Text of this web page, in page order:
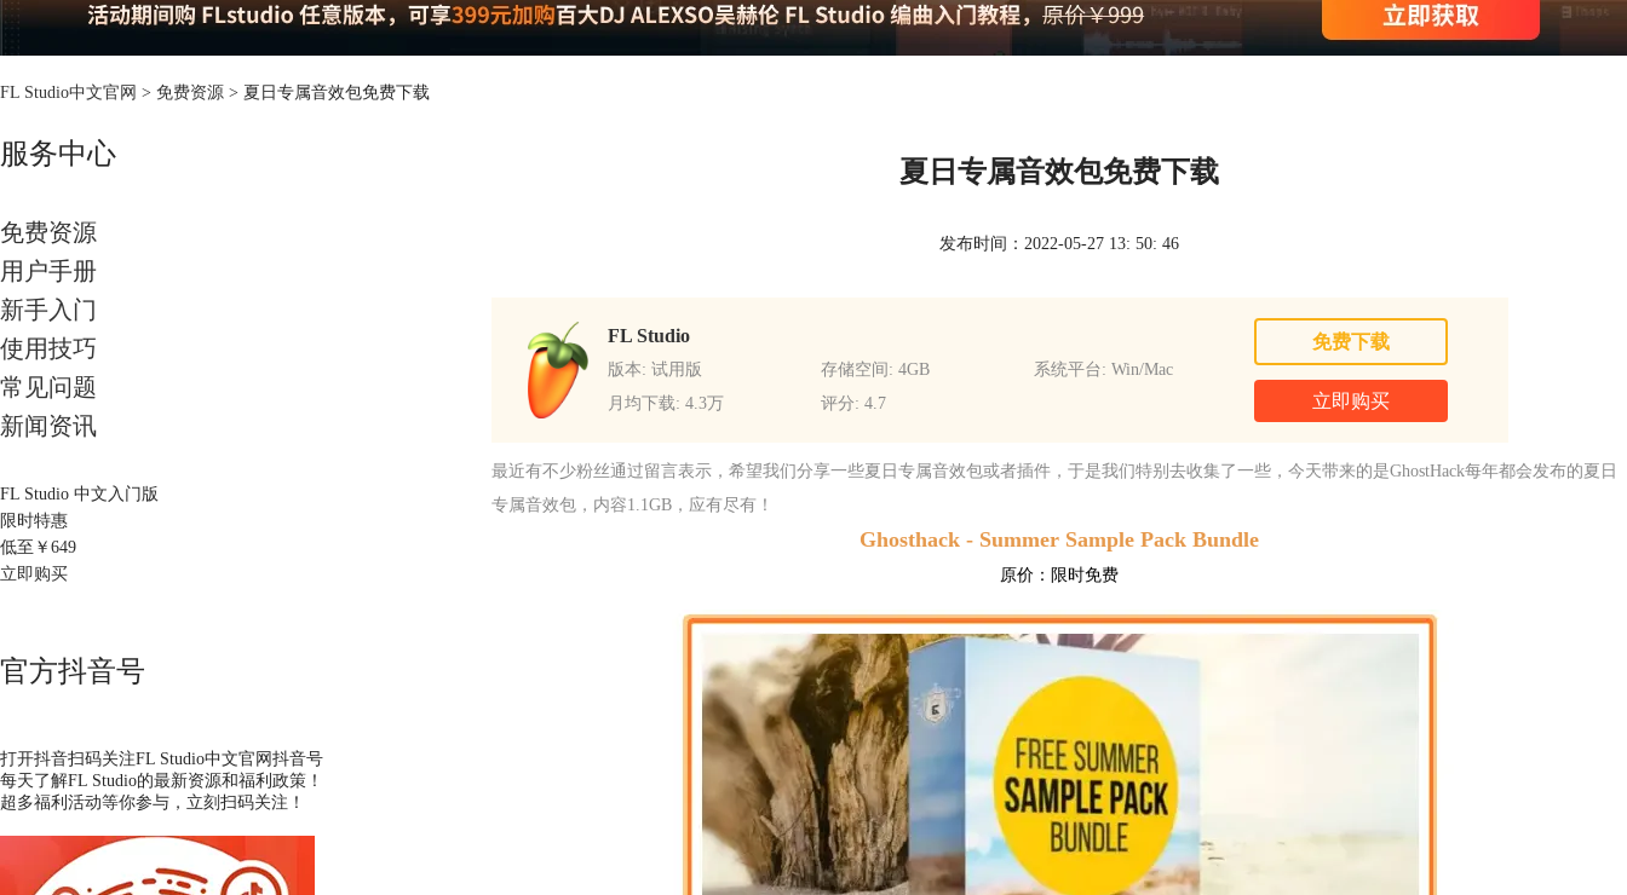
FL Studio中文官网 > 免费资源 > 夏日专属音效包免费下载
服务中心
免费资源
用户手册
新手入门
使用技巧
常见问题
新闻资讯
FL Studio 中文入门版
限时特惠
低至￥ 649
立即购买
官方抖音号
打开抖音扫码关注FL Studio中文官网抖音号
每天了解FL Studio的最新资源和福利政策！
超多福利活动等你参与，立刻扫码关注！
夏日专属音效包免费下载
发布时间：2022-05-27 13: 50: 46
FL Studio
版本: 试用版 存储空间: 4GB
系统平台: Win/Mac
月均下载: 4.3万
评分: 4.7
免费下载
立即购买
最近有不少粉丝通过留言表示，希望我们分享一些夏日专属音效包或者插件，于是我们特别去收集了一些，今天带来的是GhostHack每年都会发布的夏日
专属音效包，内容1.1GB，应有尽有！
Ghosthack - Summer Sample Pack Bundle
原价：限时免费